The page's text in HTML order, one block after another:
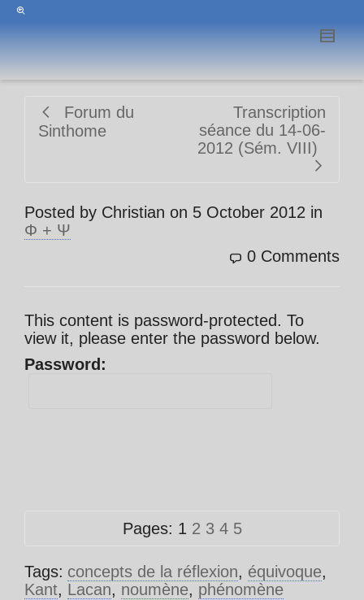
Forum du
Sinthome
Transcription
séance du 14-06-
2012 (Sém. VIII)
Posted by Christian on 5 October 2012 in
Φ + Ψ
0 Comments
This content is password-protected. To
view it, please enter the password below.
Password:
Pages: 1 2 3 4 5
Tags: concepts de la réflexion, équivoque,
Kant, Lacan, noumène, phénomène